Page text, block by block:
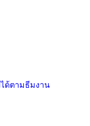
ด้ตามธีมงาน